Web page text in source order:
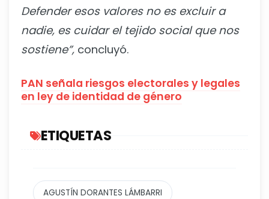
Defender esos valores no es excluir a
nadie, es cuidar el tejido social que nos
sostiene”, concluyó.
PAN señala riesgos electorales y legales
en ley de identidad de género
ETIQUETAS
AGUSTÍN DORANTES LÁMBARRI